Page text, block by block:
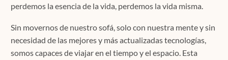
perdemos la esencia de la vida, perdemos la vida misma.
Sin movernos de nuestro sofá, solo con nuestra mente y sin
necesidad de las mejores y más actualizadas tecnologías,
somos capaces de viajar en el tiempo y el espacio. Esta